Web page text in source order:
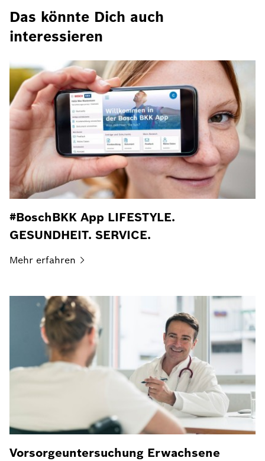
Das könnte Dich auch
interessieren
#BoschBKK App LIFESTYLE.
GESUNDHEIT. SERVICE.
Mehr erfahren
Vorsorgeuntersuchung Erwachsene